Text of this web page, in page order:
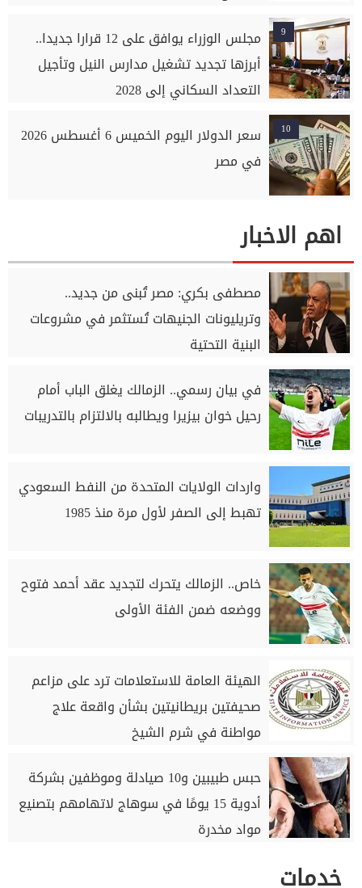
9
مجلس الوزراء يوافق على 12 قرارا جديدا..
أبرزها تجديد تشغيل مدارس النيل وتأجيل
التعداد السكاني إلى 2028
10
سعر الدولار اليوم الخميس 6 أغسطس 2026
في مصر
اهم الاخبار
مصطفى بكري: مصر تُبنى من جديد..
وتريليونات الجنيهات تُستثمر في مشروعات
البنية التحتية
في بيان رسمي.. الزمالك يغلق الباب أمام
رحيل خوان بيزيرا ويطالبه بالالتزام بالتدريبات
واردات الولايات المتحدة من النفط السعودي
تهبط إلى الصفر لأول مرة منذ 1985
خاص.. الزمالك يتحرك لتجديد عقد أحمد فتوح
ووضعه ضمن الفئة الأولى
الهيئة العامة للاستعلامات ترد على مزاعم
صحيفتين بريطانيتين بشأن واقعة علاج
مواطنة في شرم الشيخ
حبس طبيبين و10 صيادلة وموظفين بشركة
أدوية 15 يومًا في سوهاج لاتهامهم بتصنيع
مواد مخدرة
خدمات